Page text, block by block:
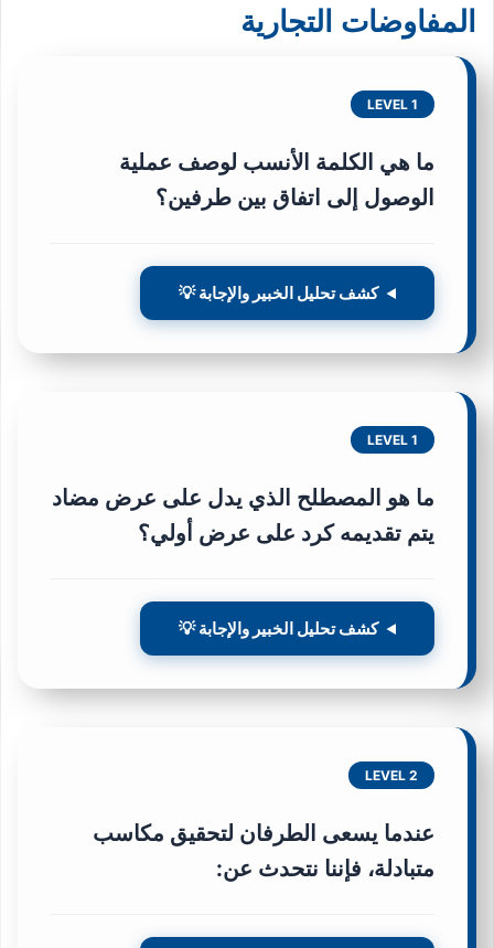
المفاوضات التجارية
LEVEL 1
ما هي الكلمة الأنسب لوصف عملية
الوصول إلى اتفاق بين طرفين؟
كشف تحليل الخبير والإجابة 💡
LEVEL 1
ما هو المصطلح الذي يدل على عرض مضاد
يتم تقديمه كرد على عرض أولي؟
كشف تحليل الخبير والإجابة 💡
LEVEL 2
عندما يسعى الطرفان لتحقيق مكاسب
متبادلة، فإننا نتحدث عن: